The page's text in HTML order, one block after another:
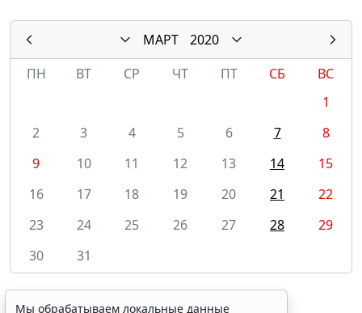
МАРТ
2020
ПН
ВТ СР ЧТ ПТ СБ
ВС
1
2
3 4 5 6 7
8
9
10 11 12 13 14
15
16
17 18 19 20 21
22
23
24 25 26 27 28
29
30
31
Мы обрабатываем локальные данные